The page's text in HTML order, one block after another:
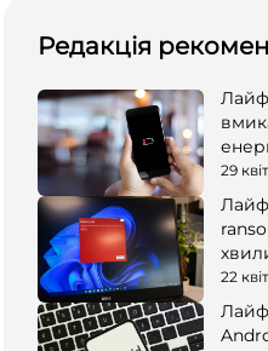
Редакція
29
22